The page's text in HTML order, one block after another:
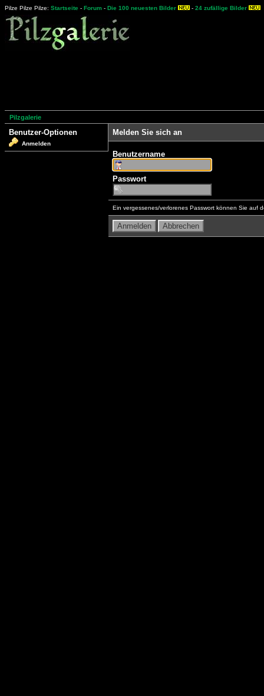
Pilze Pilze Pilze: Startseite - Forum - Die 100 neuesten Bilder - 24 zufällige Bilder
Pilzgalerie
Benutzer-Optionen
Anmelden
Melden Sie sich an
Benutzername
Passwort
Ein vergessenes/verlorenes Passwort können Sie auf